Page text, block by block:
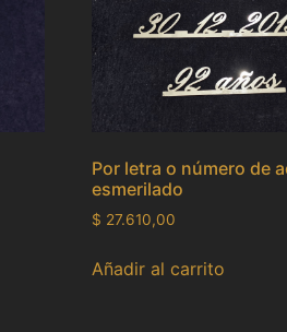
Por letra o número de
esmerilado
$ 27.610,00
Añadir al carrito